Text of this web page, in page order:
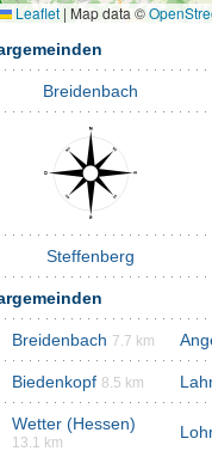
Leaflet | Map data ©
Breidenbach
Steffenberg
Breidenbach 7.7 km
Biedenkopf 8.5 km
Wetter (Hessen)
13.1 km